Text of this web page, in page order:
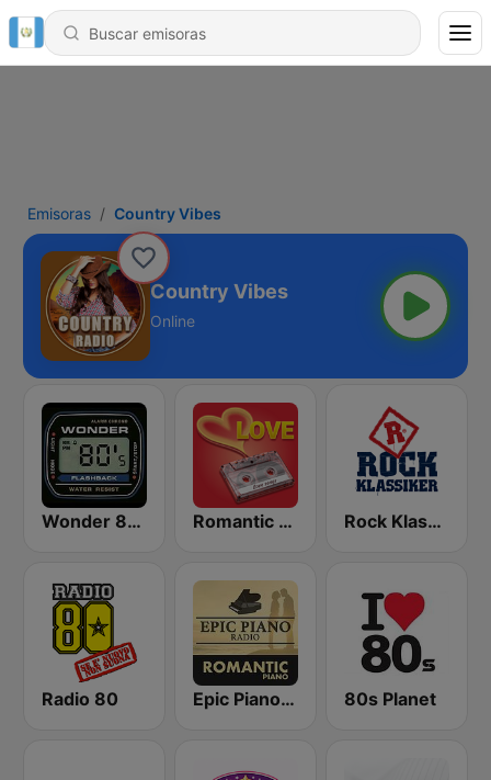
Emisoras Country Vibes
Country Vibes
Online
Wonder 80's Romantic Vibes Rock Klassiker
Radio 80 Epic Piano - ROMANTIC PIANO 80s Planet